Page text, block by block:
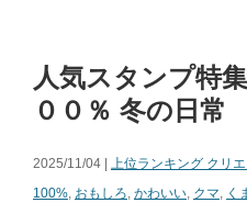
人気スタンプ特
００％ 冬の日常
2025/11/04 | 上位ランキング クリ
100%, おもしろ, かわいい, クマ, く